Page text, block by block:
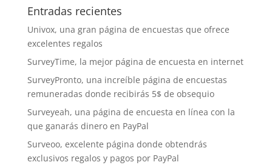
Entradas recientes
Univox, una gran página de encuestas que ofrece
excelentes regalos
SurveyTime, la mejor página de encuesta en internet
SurveyPronto, una increíble página de encuestas
remuneradas donde recibirás 5$ de obsequio
Surveyeah, una página de encuesta en línea con la
que ganarás dinero en PayPal
Surveoo, excelente página donde obtendrás
exclusivos regalos y pagos por PayPal